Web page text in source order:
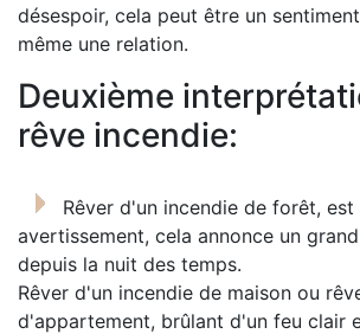
désespoir, cela peut être un
même une relation.
Deuxième
rêve incendie:
Rêver d'un incendie de forêt, est
avertissement, cela annonce un
depuis la nuit des temps.
Rêver d'un incendie de maison ou
d'appartement, brûlant d'un feu clair